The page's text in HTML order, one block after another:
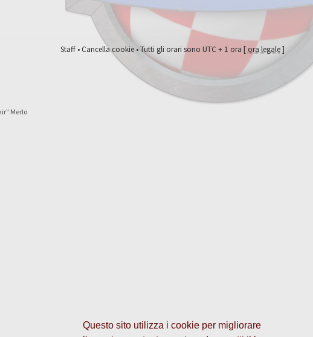
Questo sito utilizza i cookie per migliorare
Staff•Cancella cookie• Tutti gli orari sono UTC + 1 ora [ ora legale]
Merlo